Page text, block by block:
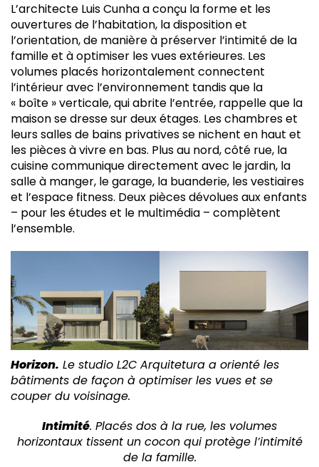
L’architecte Luis Cunha a conçu la forme et les
ouvertures de l’habitation, la disposition et
l’orientation, de manière à préserver l’intimité de la
famille et à optimiser les vues extérieures. Les
volumes placés horizontalement connectent
l’intérieur avec l’environnement tandis que la
« boîte » verticale, qui abrite l’entrée, rappelle que la
maison se dresse sur deux étages. Les chambres et
leurs salles de bains privatives se nichent en haut et
les pièces à vivre en bas. Plus au nord, côté rue, la
cuisine communique directement avec le jardin, la
salle à manger, le garage, la buanderie, les vestiaires
et l’espace fitness. Deux pièces dévolues aux enfants
– pour les études et le multimédia – complètent
l’ensemble.
Horizon. Le studio L2C Arquitetura a orienté les
bâtiments de façon à optimiser les vues et se
couper du voisinage.
Intimité. Placés dos à la rue, les volumes
horizontaux tissent un cocon qui protège l’intimité
de la famille.